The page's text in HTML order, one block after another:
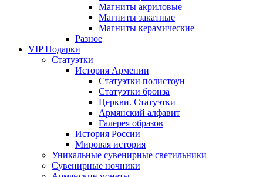
Магниты акриловые
Магниты закатные
Магниты керамические
Разное
VIP Подарки
Статуэтки
История Армении
Статуэтки полистоун
Статуэтки бронза
Церкви. Статуэтки
Армянский алфавит
Галерея образов
История России
Мировая история
Уникальные сувенирные светильники
Сувенирные ночники